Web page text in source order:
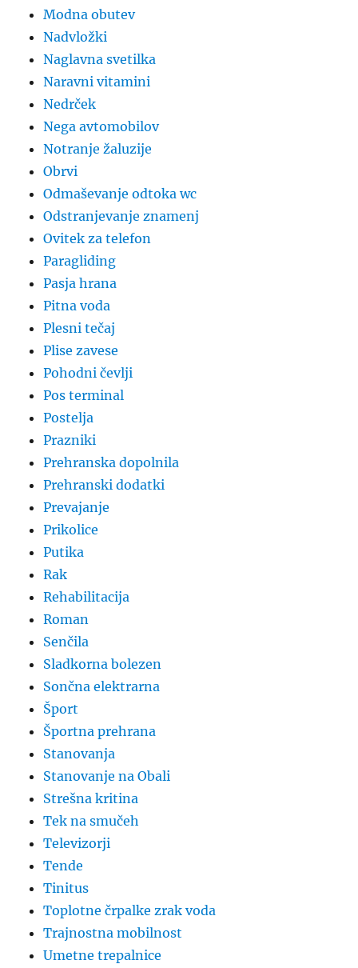
Modna obutev
Nadvložki
Naglavna svetilka
Naravni vitamini
Nedrček
Nega avtomobilov
Notranje žaluzije
Obrvi
Odmaševanje odtoka wc
Odstranjevanje znamenj
Ovitek za telefon
Paragliding
Pasja hrana
Pitna voda
Plesni tečaj
Plise zavese
Pohodni čevlji
Pos terminal
Postelja
Prazniki
Prehranska dopolnila
Prehranski dodatki
Prevajanje
Prikolice
Putika
Rak
Rehabilitacija
Roman
Senčila
Sladkorna bolezen
Sončna elektrarna
Šport
Športna prehrana
Stanovanja
Stanovanje na Obali
Strešna kritina
Tek na smučeh
Televizorji
Tende
Tinitus
Toplotne črpalke zrak voda
Trajnostna mobilnost
Umetne trepalnice